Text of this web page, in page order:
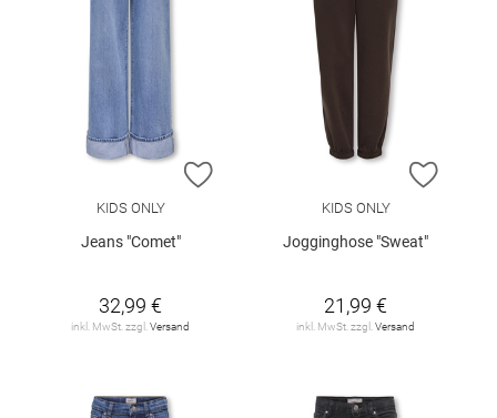
ZUR WUNSCHLISTE HINZUFÜGEN
KIDS ONLY
Jeans "Comet"
32,99 €
inkl. MwSt. zzgl.Versand
ZUR
KIDS ONLY
Jogginghose "Sweat"
21,99 €
inkl. MwSt. zzgl.Versand